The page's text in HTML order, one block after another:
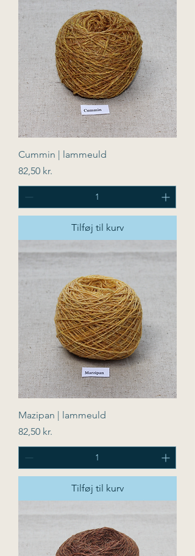
Cummin | lammeuld
Pris
82,50 kr.
Tilføj til kurv
Mazipan | lammeuld
Pris
82,50 kr.
Tilføj til kurv